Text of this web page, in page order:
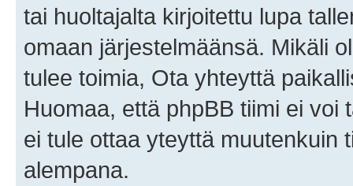
tai huoltajalta kirjoitettu lupa
omaan järjestelmäänsä. Mikäli
tulee toimia, Ota yhteyttä
Huomaa, että phpBB tiimi ei
ei tule ottaa yteyttä muutenkuin
alempana.